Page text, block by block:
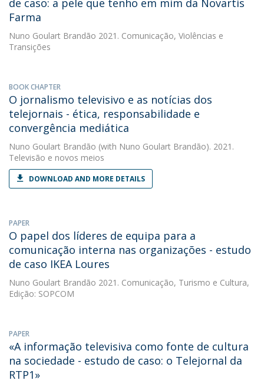
de caso: a pele que tenho em mim da Novartis
Farma
Nuno Goulart Brandão 2021. Comunicação, Violências e
Transições
BOOK CHAPTER
O jornalismo televisivo e as notícias dos
telejornais - ética, responsabilidade e
convergência mediática
Nuno Goulart Brandão (with Nuno Goulart Brandão). 2021.
Televisão e novos meios
DOWNLOAD AND MORE DETAILS
PAPER
O papel dos líderes de equipa para a
comunicação interna nas organizações - estudo
de caso IKEA Loures
Nuno Goulart Brandão 2021. Comunicação, Turismo e Cultura,
Edição: SOPCOM
PAPER
«A informação televisiva como fonte de cultura
na sociedade - estudo de caso: o Telejornal da
RTP1»